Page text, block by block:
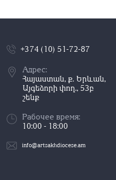
+374 (10) 51-72-87
Адрес:
Հայաստան, ք. Երևան,
Այգեձորի փող., 53բ
շենք
Рабочее время:
10:00 - 18:00
info@artsakhdiocese.am